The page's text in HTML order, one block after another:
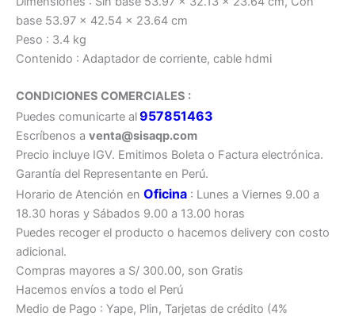
base 53.97 x 42.54 x 23.64 cm
Peso : 3.4 kg
Contenido : Adaptador de corriente, cable hdmi
CONDICIONES COMERCIALES :
Puedes comunicarte al957851463
Escríbenos a venta@sisaqp.com
Precio incluye IGV. Emitimos Boleta o Factura electrónica.
Garantía del Representante en Perú.
Horario de Atención en Oficina : Lunes a Viernes 9.00 a
18.30 horas y Sábados 9.00 a 13.00 horas
Puedes recoger el producto o hacemos delivery con costo
adicional.
Compras mayores a S/ 300.00, son Gratis
Hacemos envíos a todo el Perú
Medio de Pago : Yape, Plin, Tarjetas de crédito (4%